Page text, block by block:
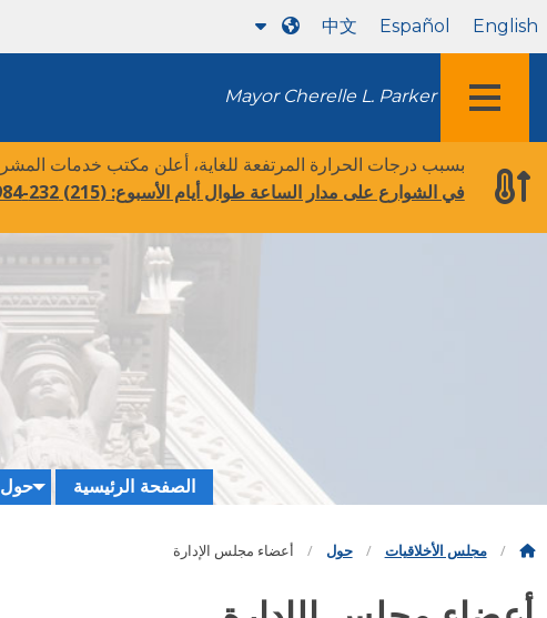
English
Español
中文
قائمة طعام
Mayor Cherelle L. Parker
بسبب درجات الحرارة المرتفعة للغاية، أعلن مكتب خدمات
في الشوارع على مدار الساعة طوال أيام الأسبوع:(215) 232-1984
الصفحة الرئيسية حول
مجلس الأخلاقيات حول أعضاء مجلس الإدارة